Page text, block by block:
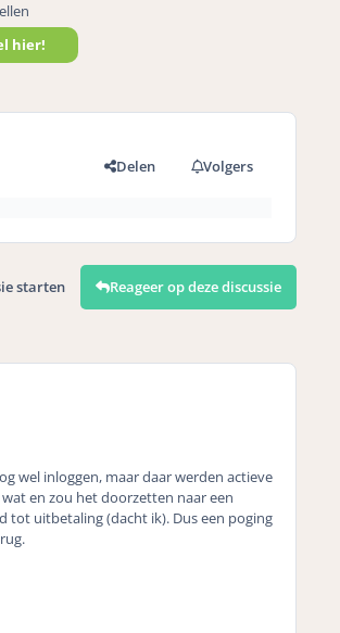
hier!
Delen Volgers
starten Reageer op deze discussie
wel inloggen, maar daar werden actieve
en zou het doorzetten naar een
tot uitbetaling (dacht ik). Dus een poging